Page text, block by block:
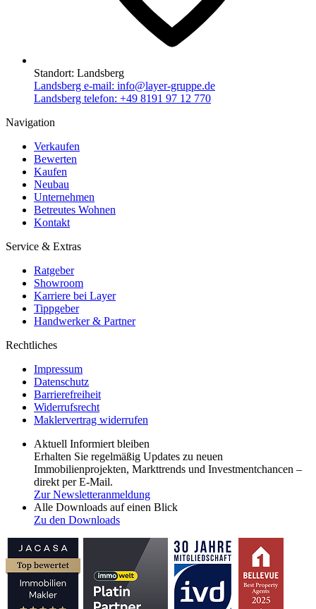
Standort: Landsberg
Landsberg e-mail: info@layer-gruppe.de
Landsberg telefon: +49 8191 97 12 770
Navigation
Verkaufen
Bewerten
Kaufen
Neubau
Unternehmen
Betreutes Wohnen
Kontakt
Service & Extras
Ratgeber
Showroom
Karriere bei Layer
Tippgeber
Handwerker & Partner
Rechtliches
Impressum
Datenschutz
Barrierefreiheit
Widerrufsrecht
Maklervertrag widerrufen
Aktuell Informiert bleiben
Erhalten Sie regelmäßig Updates zu neuen
Immobilienprojekten, Markttrends und Investmentchancen –
direkt per E-Mail.
Zur Newsletteranmeldung
Alle Downloads auf einen Blick
Zu den Downloads